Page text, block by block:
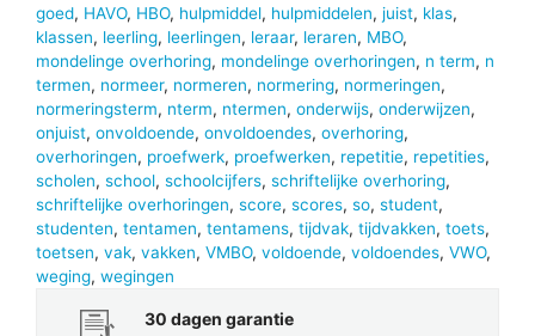
goed, HAVO, HBO, hulpmiddel, hulpmiddelen, juist, klas,
klassen, leerling, leerlingen, leraar, leraren, MBO,
mondelinge overhoring, mondelinge overhoringen, n term, n
termen, normeer, normeren, normering, normeringen,
normeringsterm, nterm, ntermen, onderwijs, onderwijzen,
onjuist, onvoldoende, onvoldoendes, overhoring,
overhoringen, proefwerk, proefwerken, repetitie, repetities,
scholen, school, schoolcijfers, schriftelijke overhoring,
schriftelijke overhoringen, score, scores, so, student,
studenten, tentamen, tentamens, tijdvak, tijdvakken, toets,
toetsen, vak, vakken, VMBO, voldoende, voldoendes, VWO,
weging, wegingen
30 dagen garantie